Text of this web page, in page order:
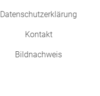
Datenschutzerklärung
Kontakt
Bildnachweis